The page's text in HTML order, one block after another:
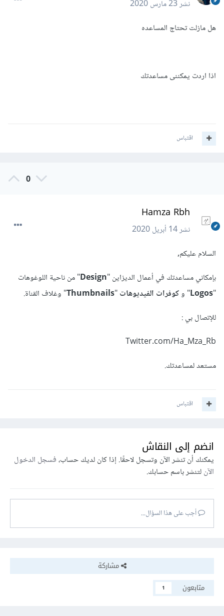
نشر23 مارس 2020
هل مازلت تحتاج المساعده
اذا اردت يمكننى مساعدتك
اقتباس
0
Hamza Rbh
نشر14 أبريل 2020
السلام عليكم,
بإمكاني مساعدتك في أعمال الديزاين "Design" من ناحية اللوغوهات
"
Logos" وكوفرات الفيديوهات"
Thumbnails" وغلاف القناة.
للإتصال بي :
Twitter.com/Ha_Mza_Rb
مستعد لمساعدتك.
اقتباس
انضم إلى النقاش
يمكنك أن تنشر الآن وتسجل لاحقًا. إذا كان لديك حساب،فسجل الدخول
الآنلتنشر باسم حسابك.
أجب على هذا السؤال...
مشاركة
متابعون
1